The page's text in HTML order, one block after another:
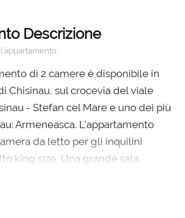
Descrizione
di 2 camere è disponibile in
Chisinau, sul crocevia del viale
- Stefan cel Mare e uno dei più
Armeneasca. L'appartamento
da letto per gli inquilini
king size, Una grande sala
adulti. Cucina completamente